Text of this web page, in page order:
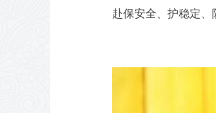
赴保安全、护稳定、